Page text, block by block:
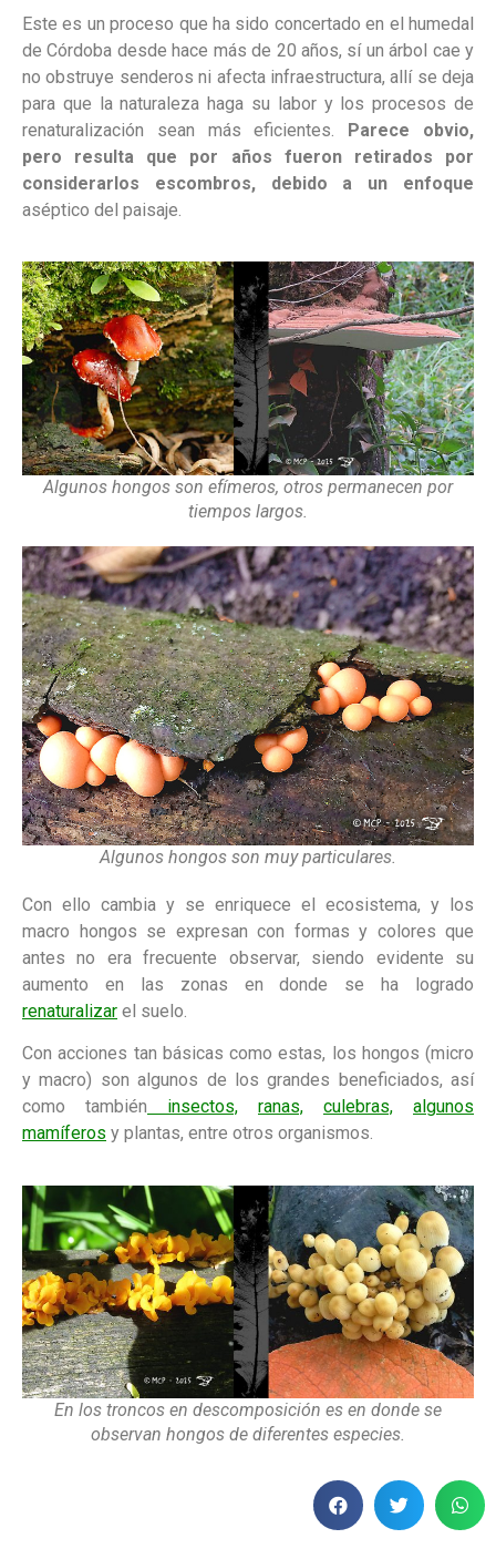
Este es un proceso que ha sido concertado en el humedal
de Córdoba desde hace más de 20 años, sí un árbol cae y
no obstruye senderos ni afecta infraestructura, allí se deja
para que la naturaleza haga su labor y los procesos de
renaturalización sean más eficientes. Parece obvio,
pero resulta que por años fueron retirados por
considerarlos escombros, debido a un enfoque
aséptico del paisaje.
Algunos hongos son efímeros, otros permanecen por
tiempos largos.
Algunos hongos son muy particulares.
Con ello cambia y se enriquece el ecosistema, y los
macro hongos se expresan con formas y colores que
antes no era frecuente observar, siendo evidente su
aumento en las zonas en donde se ha logrado
renaturalizar el suelo.
Con acciones tan básicas como estas, los hongos (micro
y macro) son algunos de los grandes beneficiados, así
como también insectos, ranas, culebras,
algunos
mamíferos y plantas, entre otros organismos.
En los troncos en descomposición es en donde se
observan hongos de diferentes especies.